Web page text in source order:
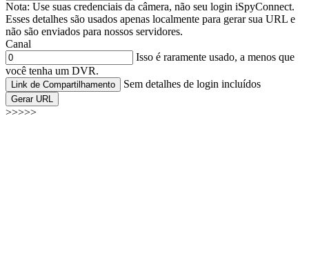
Nota: Use suas credenciais da câmera, não seu login iSpyConnect.
Esses detalhes são usados apenas localmente para gerar sua URL e
não são enviados para nossos servidores.
Canal
Isso é raramente usado, a menos que
você tenha um DVR.
Link de Compartilhamento Sem detalhes de login incluídos
Gerar URL
>>>>>